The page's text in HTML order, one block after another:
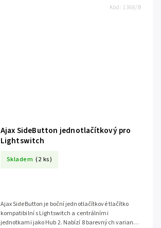
Ajax SideButton jednotlačítkový pro
Lightswitch
Skladem (2 ks)
Ajax SideButton je boční jednotlačítkové tlačítko
kompatibilní s Lightswitch a centrálními
jednotkami jako Hub 2. Nabízí 8 barevných variant
Kód: 1368/B